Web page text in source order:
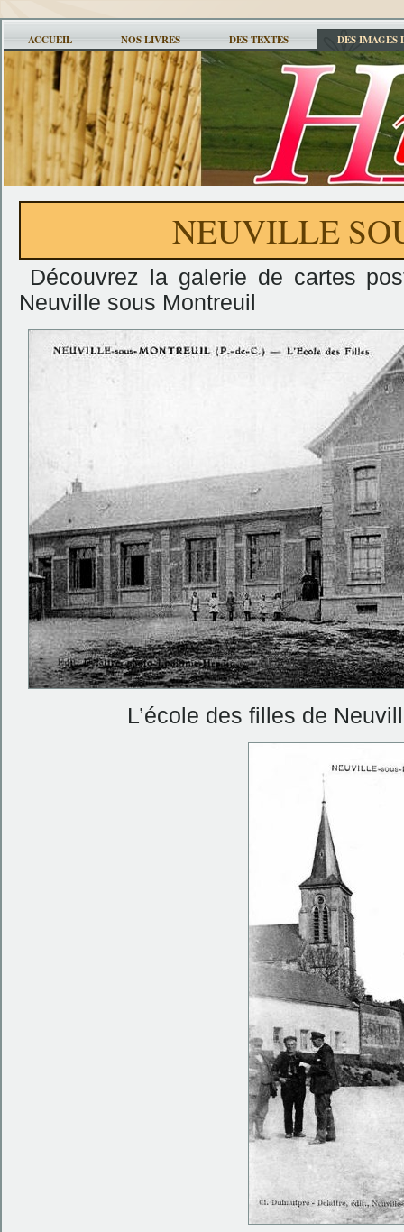
ACCUEIL NOS LIVRES DES TEXTES DES IMAGES
NEUVILLE
Découvrez la galerie de cartes
Neuville sous Montreuil
L’école des filles de